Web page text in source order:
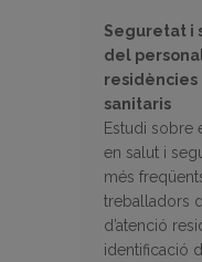
Seguretat i
del
residències
sanitaris
Estudi sobre
en salut i
més
treballadors
d’atenció
identificació